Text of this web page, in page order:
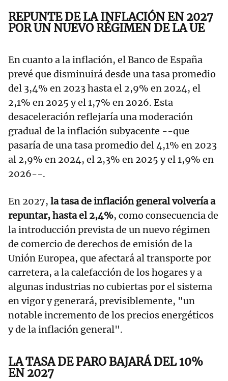
REPUNTE DE LA INFLACIÓN EN 2027
POR UN NUEVO RÉGIMEN DE LA UE
En cuanto a la inflación, el Banco de España
prevé que disminuirá desde una tasa promedio
del 3,4% en 2023 hasta el 2,9% en 2024, el
2,1% en 2025 y el 1,7% en 2026. Esta
desaceleración reflejaría una moderación
gradual de la inflación subyacente --que
pasaría de una tasa promedio del 4,1% en 2023
al 2,9% en 2024, el 2,3% en 2025 y el 1,9% en
2026--.
En 2027, la tasa de inflación general volvería a
repuntar, hasta el 2,4%, como consecuencia de
la introducción prevista de un nuevo régimen
de comercio de derechos de emisión de la
Unión Europea, que afectará al transporte por
carretera, a la calefacción de los hogares y a
algunas industrias no cubiertas por el sistema
en vigor y generará, previsiblemente, "un
notable incremento de los precios energéticos
y de la inflación general".
LA TASA DE PARO BAJARÁ DEL 10%
EN 2027